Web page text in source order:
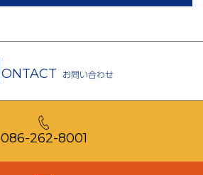
ONTACT お問い合わせ
086-262-8001